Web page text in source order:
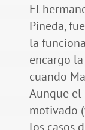
El
Pineda,
la
encargo
cuando
Aunque
motivado
los casos